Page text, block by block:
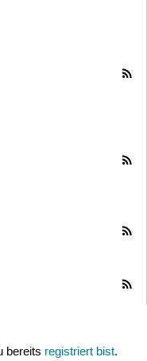
bereits registriert bist.